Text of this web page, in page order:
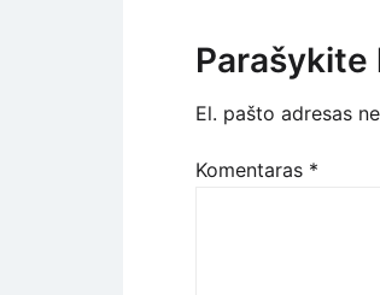
Parašykite
El. pašto adresas
Komentaras *